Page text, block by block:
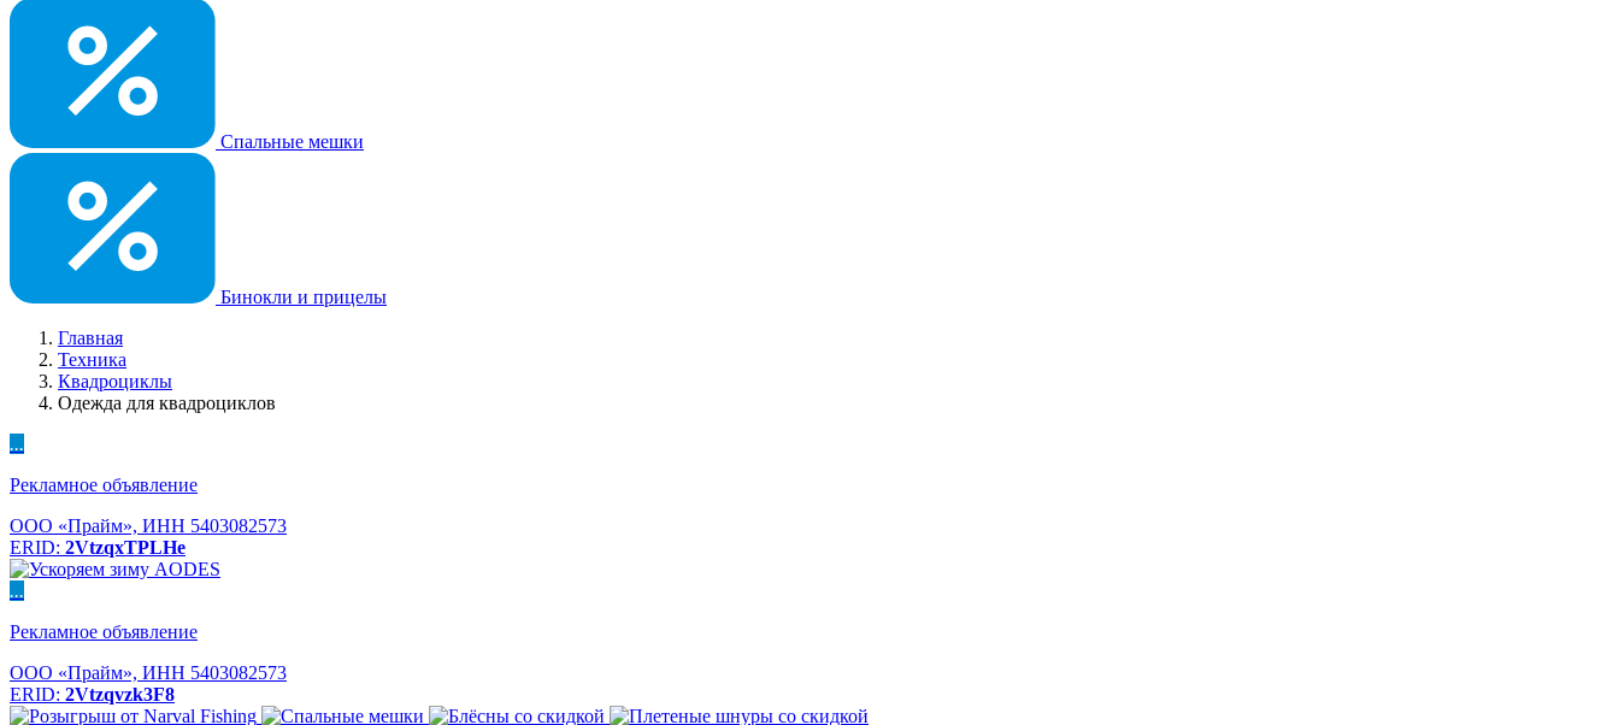
Спальные мешки
Бинокли и прицелы
Главная
Техника
Квадроциклы
Одежда для квадроциклов
...
Рекламное объявление
ООО «Прайм», ИНН 5403082573
ERID: 2VtzqxTPLHe
...
Рекламное объявление
ООО «Прайм», ИНН 5403082573
ERID: 2Vtzqvzk3F8